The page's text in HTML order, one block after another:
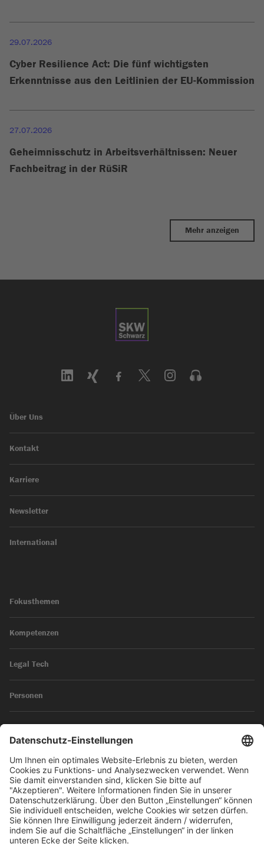
29.07.2026
Cyber Resilience Act: Die fünf wichtigsten
Erkenntnisse aus den Leitlinien der EU-Kommission
27.07.2026
Geheimnisschutz in Arbeitsverhältnissen: Neuer
Fachbeitrag in der RüSiR
Mehr anzeigen
Über Uns
Kontakt
Karriere
Newsletter
International
Fokusthemen
Kompetenzen
Legal Tech
Personen
News
Impressum